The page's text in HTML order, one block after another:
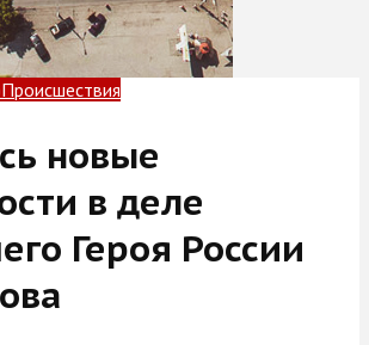
Происшествия
новые
в деле
Героя России